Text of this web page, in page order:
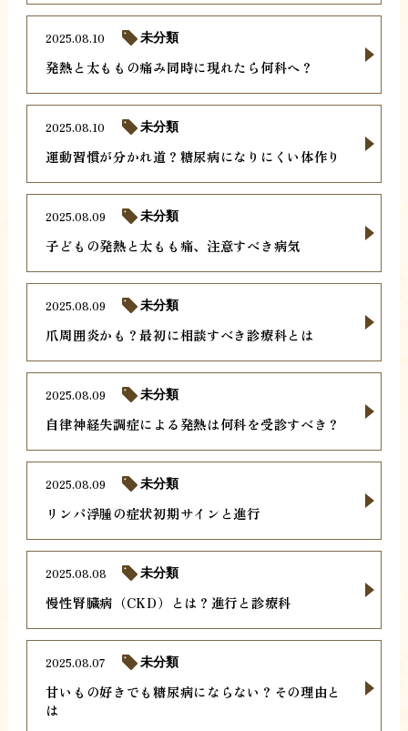
発熱と太ももの痛み同時に現れたら何科へ？
2025.08.10 未分類
運動習慣が分かれ道？糖尿病になりにくい体作り
2025.08.10 未分類
子どもの発熱と太もも痛、注意すべき病気
2025.08.09 未分類
爪周囲炎かも？最初に相談すべき診療科とは
2025.08.09 未分類
自律神経失調症による発熱は何科を受診すべき？
2025.08.09 未分類
リンパ浮腫の症状初期サインと進行
2025.08.09 未分類
慢性腎臓病（CKD）とは？進行と診療科
2025.08.08 未分類
甘いもの好きでも糖尿病にならない？その理由と
は
2025.08.07 未分類